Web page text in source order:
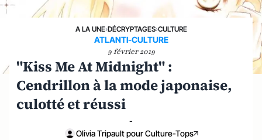
A LA UNE›DÉCRYPTAGES›CULTURE
ATLANTI-CULTURE
9 février 2019
"Kiss Me At Midnight" :
Cendrillon à la mode japonaise,
culotté et réussi
-
Olivia Tripault pour Culture-Tops